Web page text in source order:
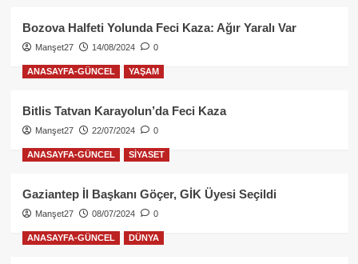
Bozova Halfeti Yolunda Feci Kaza: Ağır Yaralı Var
Manşet27 14/08/2024 0
ANASAYFA-GÜNCEL YAŞAM
Bitlis Tatvan Karayolun’da Feci Kaza
Manşet27 22/07/2024 0
ANASAYFA-GÜNCEL SİYASET
Gaziantep İl Başkanı Göçer, GİK Üyesi Seçildi
Manşet27 08/07/2024 0
ANASAYFA-GÜNCEL DÜNYA